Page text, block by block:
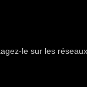
le sur les